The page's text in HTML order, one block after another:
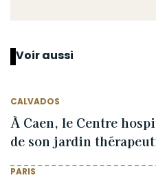
Voir aussi
CALVADOS
À Caen, le Centre
de son jardin
PARIS